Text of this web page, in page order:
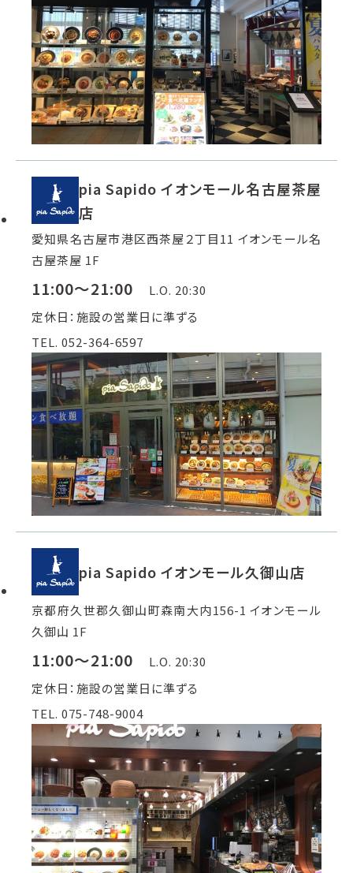
pia Sapido イオンモール名古屋茶屋
店
愛知県名古屋市港区西茶屋２丁目11 イオンモール名
古屋茶屋 1F
11:00～21:00
L.O. 20:30
定休日：施設の営業日に準ずる
TEL. 052-364-6597
pia Sapido イオンモール久御山店
京都府久世郡久御山町森南大内156-1 イオンモール
久御山 1F
11:00～21:00
L.O. 20:30
定休日：施設の営業日に準ずる
TEL. 075-748-9004